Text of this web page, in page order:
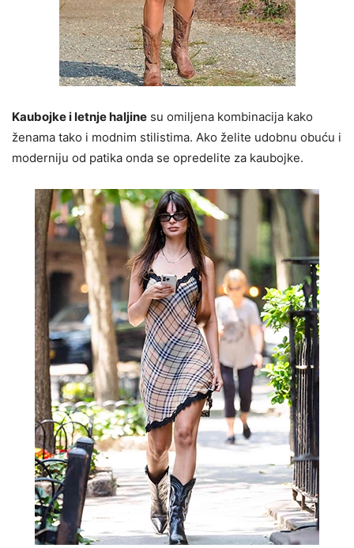
Kaubojke i letnje haljine su omiljena kombinacija kako
ženama tako i modnim stilistima. Ako želite udobnu obuću i
moderniju od patika onda se opredelite za kaubojke.